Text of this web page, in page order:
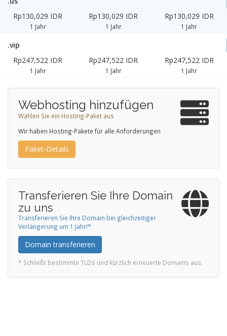
Rp130,029 IDR
1 Jahr
Rp130,029 IDR
1 Jahr
Rp130,029 IDR
1 Jahr
.vip
Rp247,522 IDR
1 Jahr
Rp247,522 IDR
1 Jahr
Rp247,522 IDR
1 Jahr
Webhosting hinzufügen
Wählen Sie ein Hosting-Paket aus
Wir haben Hosting-Pakete für alle Anforderungen
Paket-Details
Transferieren Sie Ihre Domain
zu uns
Transferieren Sie Ihre Domain bei gleichzeitiger
Verlängerung um 1 Jahr!*
Domain transferieren
* Schließt bestimmte TLDs und kürzlich erneuerte Domains aus.